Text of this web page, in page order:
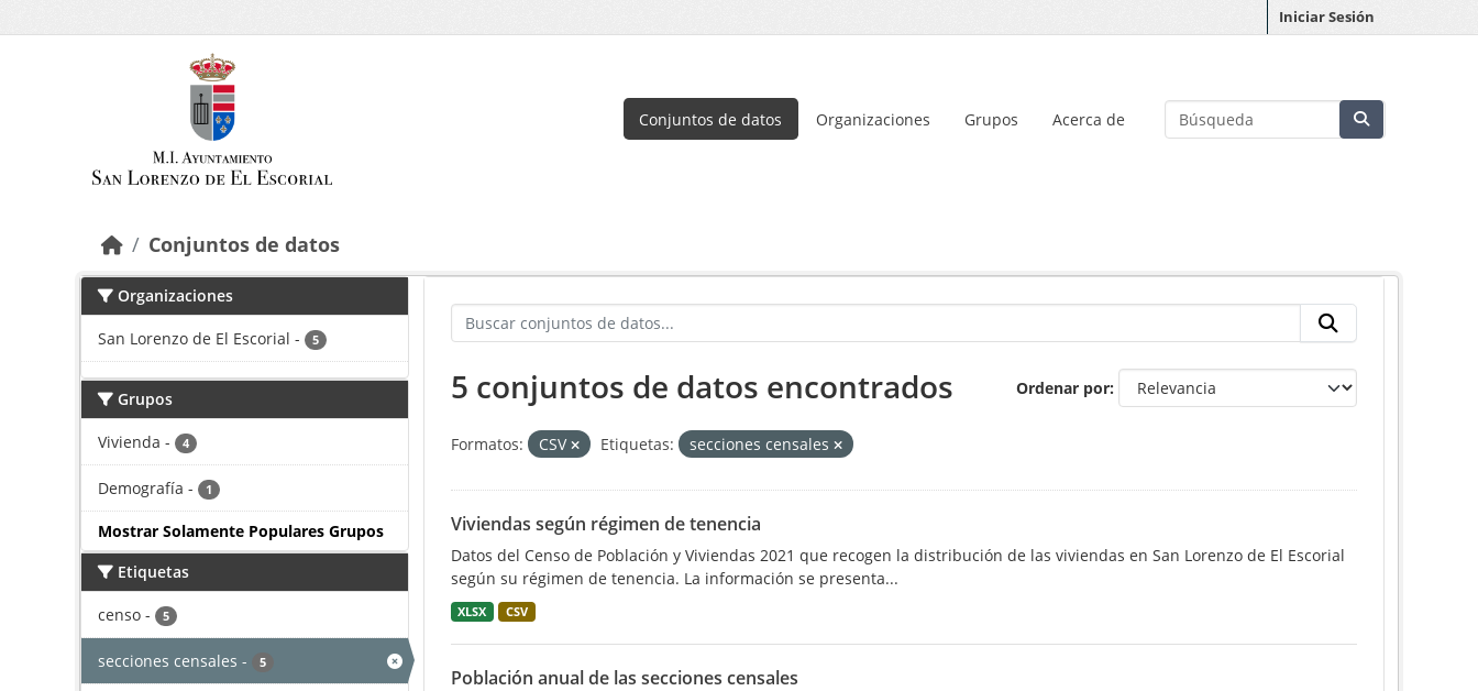
Iniciar Sesión
Conjuntos de datos Organizaciones Grupos Acerca de
Conjuntos de datos
Organizaciones
San Lorenzo de El Escorial - 5
Grupos
Vivienda - 4
Demografía - 1
Mostrar Solamente Populares Grupos
Etiquetas
censo - 5
secciones censales - 5
Ordenar por
5 conjuntos de datos encontrados
Formatos: CSV Etiquetas: secciones censales
Viviendas según régimen de tenencia
Datos del Censo de Población y Viviendas 2021 que recogen la distribución de las viviendas en San Lorenzo de El Escorial
según su régimen de tenencia. La información se presenta...
XLSX CSV
Población anual de las secciones censales